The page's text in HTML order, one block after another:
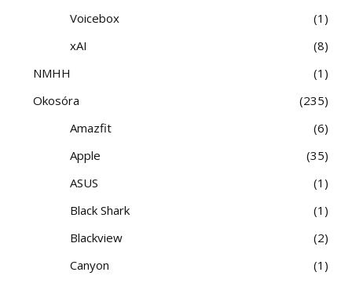
Voicebox
1
xAI
8
NMHH
1
Okosóra
235
Amazfit
6
Apple
35
ASUS
1
Black Shark
1
Blackview
2
Canyon
1